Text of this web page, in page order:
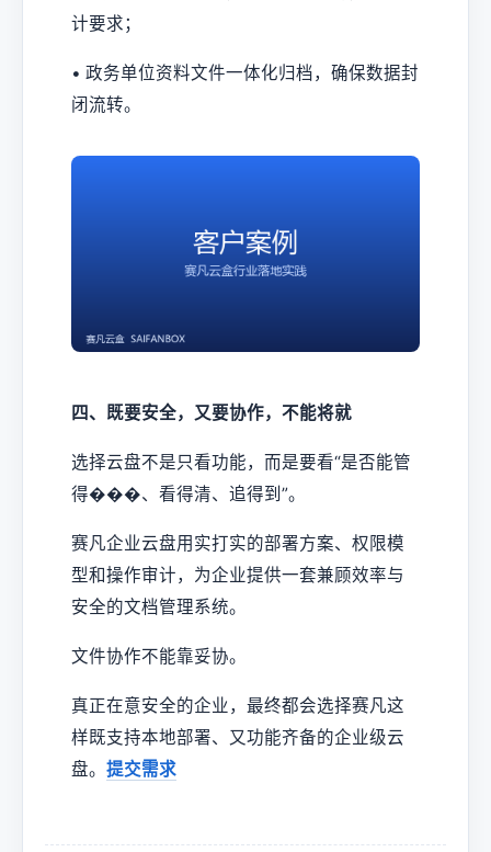
计要求；
• 政务单位资料文件一体化归档，确保数据封
闭流转。
四、既要安全，又要协作，不能将就
选择云盘不是只看功能，而是要看“是否能管
得���、看得清、追得到”。
赛凡企业云盘用实打实的部署方案、权限模
型和操作审计，为企业提供一套兼顾效率与
安全的文档管理系统。
文件协作不能靠妥协。
真正在意安全的企业，最终都会选择赛凡这
样既支持本地部署、又功能齐备的企业级云
盘。 提交需求